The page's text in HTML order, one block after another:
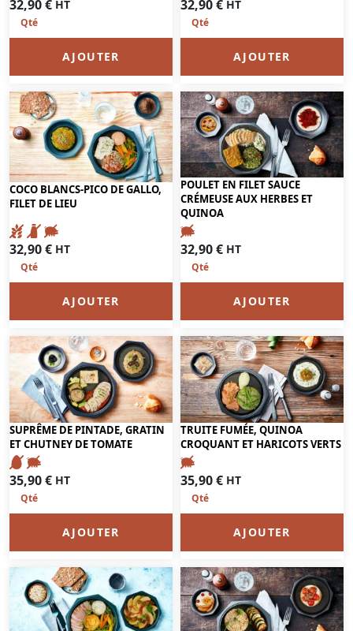
32,90€ HT
AJOUTER
32,90€ HT
AJOUTER
COCO BLANCS-PICO DE GALLO,
FILET DE LIEU
32,90€ HT
AJOUTER
POULET EN FILET SAUCE
CRÉMEUSE AUX HERBES ET
QUINOA
32,90€ HT
AJOUTER
SUPRÊME DE PINTADE, GRATIN
ET CHUTNEY DE TOMATE
35,90€ HT
AJOUTER
TRUITE FUMÉE, QUINOA
CROQUANT ET HARICOTS VERTS
35,90€ HT
AJOUTER